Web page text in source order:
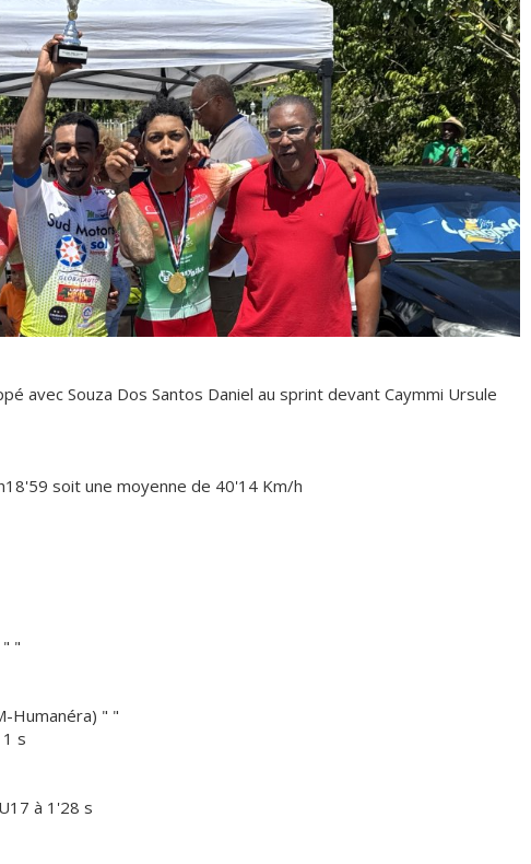
avec Souza Dos Santos Daniel au sprint devant Caymmi Ursule
soit une moyenne de 40'14 Km/h
"
Humanéra) " "
s
à 1'28 s